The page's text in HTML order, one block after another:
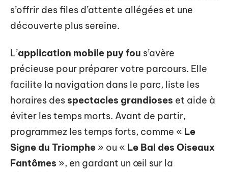
s’offrir des files d’attente allégées et une
découverte plus sereine.
L’application mobile puy fou s’avère
précieuse pour préparer votre parcours. Elle
facilite la navigation dans le parc, liste les
horaires des spectacles grandioses et aide à
éviter les temps morts. Avant de partir,
programmez les temps forts, comme « Le
Signe du Triomphe » ou « Le Bal des Oiseaux
Fantômes », en gardant un œil sur la